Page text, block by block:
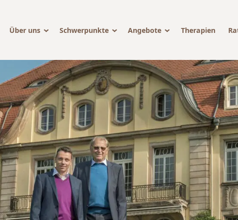
Über uns Schwerpunkte Angebote Therapien